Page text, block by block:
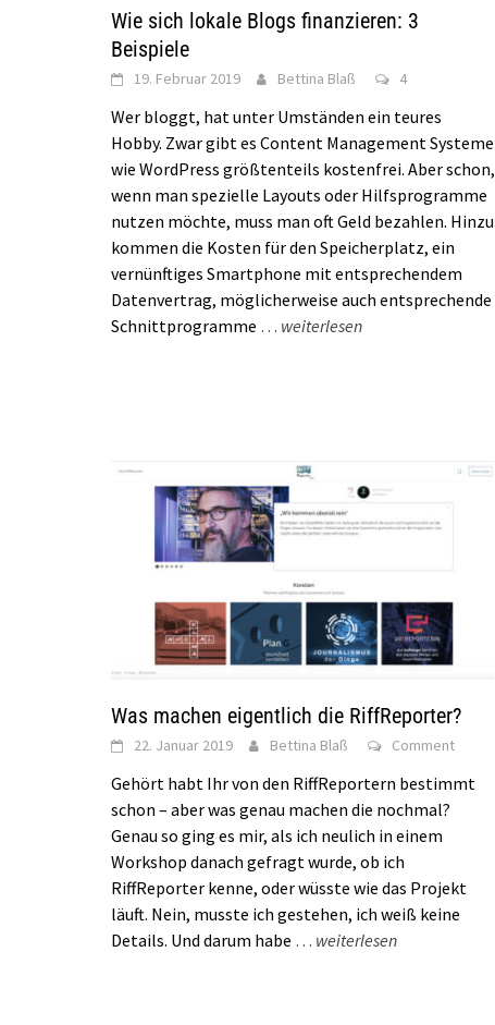
Wie sich lokale Blogs finanzieren: 3
Beispiele
19. Februar 2019 Bettina Blaß 4
Wer bloggt, hat unter Umständen ein teures
Hobby. Zwar gibt es Content Management Systeme
wie WordPress größtenteils kostenfrei. Aber schon,
wenn man spezielle Layouts oder Hilfsprogramme
nutzen möchte, muss man oft Geld bezahlen. Hinzu
kommen die Kosten für den Speicherplatz, ein
vernünftiges Smartphone mit entsprechendem
Datenvertrag, möglicherweise auch entsprechende
Schnittprogramme … weiterlesen
Was machen eigentlich die RiffReporter?
22. Januar 2019 Bettina Blaß Comment
Gehört habt Ihr von den RiffReportern bestimmt
schon – aber was genau machen die nochmal?
Genau so ging es mir, als ich neulich in einem
Workshop danach gefragt wurde, ob ich
RiffReporter kenne, oder wüsste wie das Projekt
läuft. Nein, musste ich gestehen, ich weiß keine
Details. Und darum habe … weiterlesen